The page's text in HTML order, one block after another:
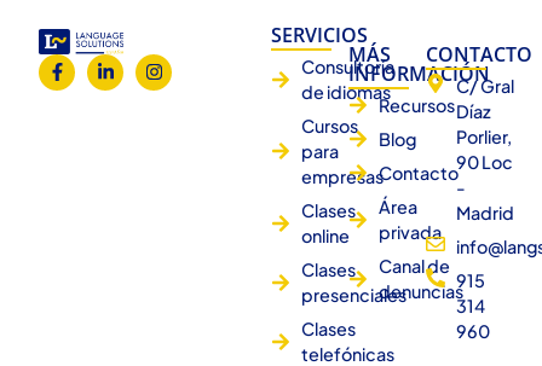
SERVICIOS
Consultoría
de idiomas
Cursos
para
empresas
Clases
online
Clases
presenciales
Clases
telefónicas
MÁS
INFORMACIÓN
Recursos
Blog
Contacto
Área
privada
Canal de
denuncias
CONTACTO
C/ Gral
Díaz
Porlier,
90 Loc
-
Madrid
915
314
960